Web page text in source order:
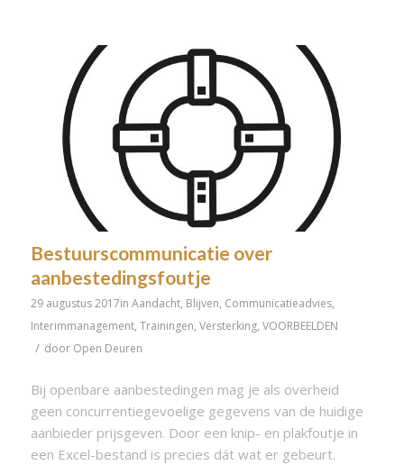
Bestuurscommunicatie over
aanbestedingsfoutje
29 augustus 2017in Aandacht, Blijven, Communicatieadvies,
Interimmanagement, Trainingen, Versterking, VOORBEELDEN
/ door Open Deuren
Bij openbare aanbestedingen mag je als overheid
geen concurrentiegevoelige gegevens van de huidige
aanbieder prijsgeven. Door een knip- en plakfoutje in
een Excel-bestand is precies dát wat er gebeurt.